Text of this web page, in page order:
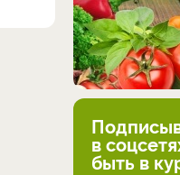
в
быть в